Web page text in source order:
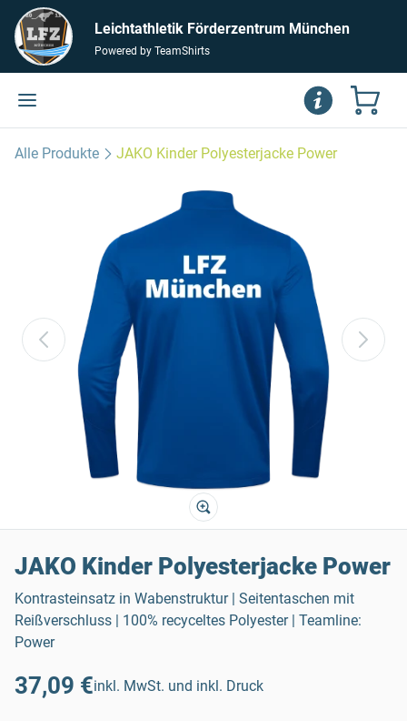
Leichtathletik Förderzentrum München
Powered by TeamShirts
Alle Produkte JAKO Kinder Polyesterjacke Power
JAKO Kinder Polyesterjacke Power
Kontrasteinsatz in Wabenstruktur | Seitentaschen mit
Reißverschluss | 100% recyceltes Polyester | Teamline:
Power
37,09 €inkl. MwSt. und inkl. Druck